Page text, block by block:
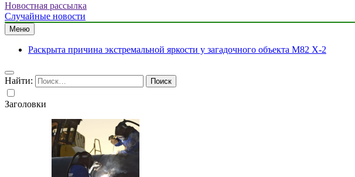
Новостная рассылка
Случайные новости
Меню
Раскрыта причина экстремальной яркости у загадочного объекта M82 X-2
Найти:
Заголовки